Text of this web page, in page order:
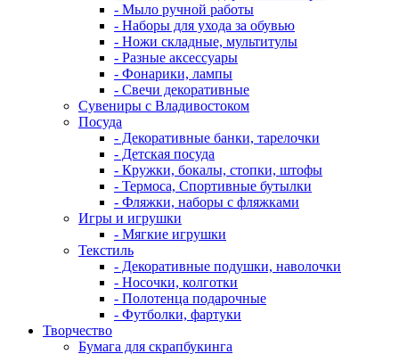
- Мыло ручной работы
- Наборы для ухода за обувью
- Ножи складные, мультитулы
- Разные аксессуары
- Фонарики, лампы
- Свечи декоративные
Сувениры с Владивостоком
Посуда
- Декоративные банки, тарелочки
- Детская посуда
- Кружки, бокалы, стопки, штофы
- Термоса, Спортивные бутылки
- Фляжки, наборы с фляжками
Игры и игрушки
- Мягкие игрушки
Текстиль
- Декоративные подушки, наволочки
- Носочки, колготки
- Полотенца подарочные
- Футболки, фартуки
Творчество
Бумага для скрапбукинга